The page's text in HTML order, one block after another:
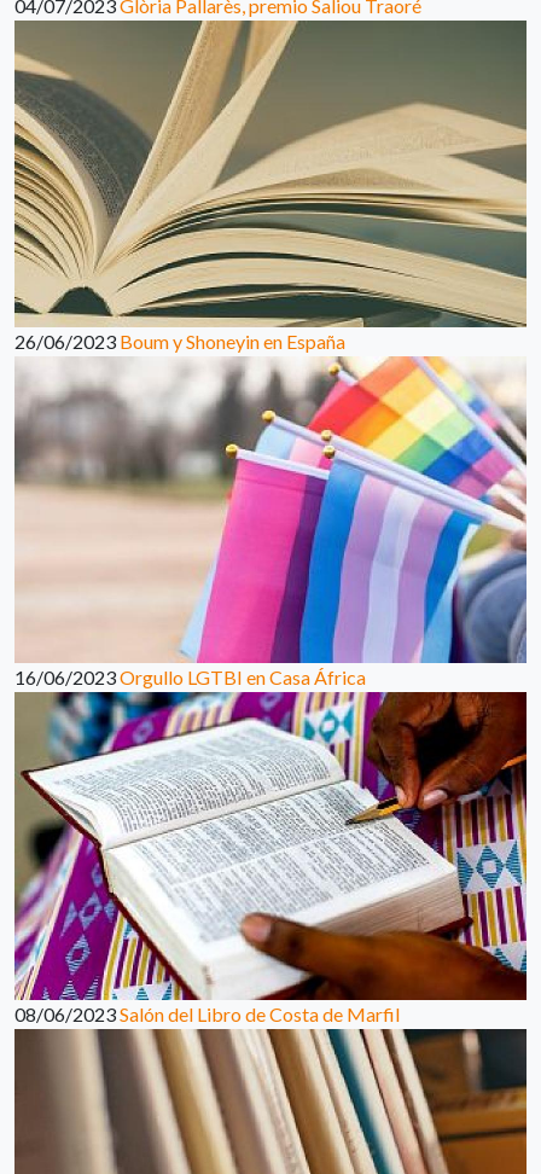
04/07/2023Glòria Pallarès, premio Saliou Traoré
26/06/2023 Boum y Shoneyin en España
16/06/2023Orgullo LGTBI en Casa África
08/06/2023Salón del Libro de Costa de Marfil